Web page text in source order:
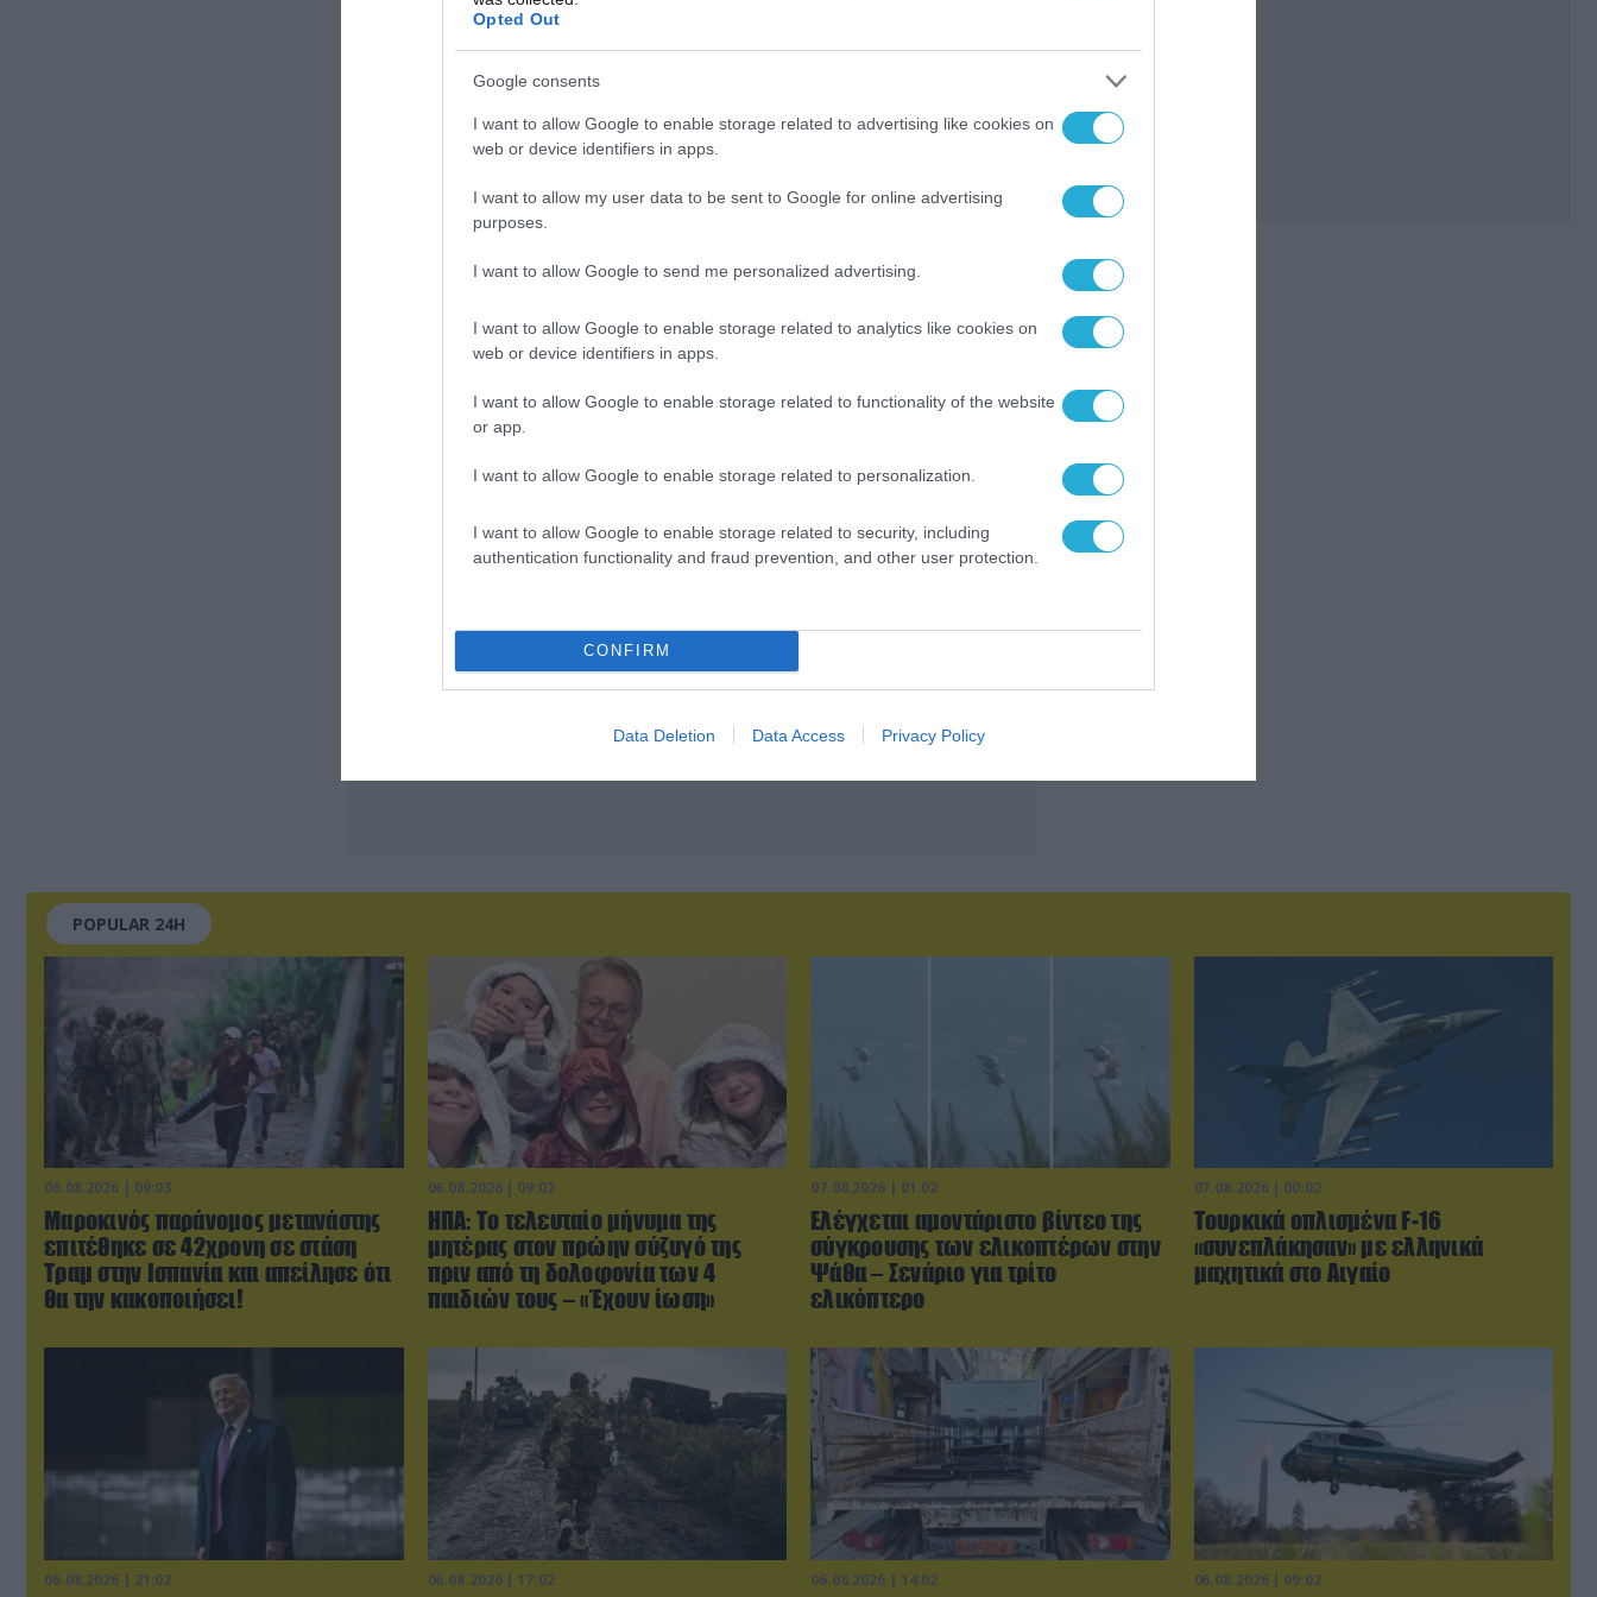
Opted Out
Google consents
I want to allow Google to enable storage related to advertising like cookies on
web or device identifiers in apps.
I want to allow my user data to be sent to Google for online advertising
purposes.
I want to allow Google to send me personalized advertising.
I want to allow Google to enable storage related to analytics like cookies on
web or device identifiers in apps.
I want to allow Google to enable storage related to functionality of the website
or app.
I want to allow Google to enable storage related to personalization.
I want to allow Google to enable storage related to security, including
authentication functionality and fraud prevention, and other user protection.
CONFIRM
Data Deletion Data Access Privacy Policy
ΝΑΤΟ ΣΕΡΒΟΙ
ΣΧΟΛΙΑΣΤΕ ΤΟ ΑΡΘΡΟ
POPULAR 24H
06.08.2026 | 09:03
Μαροκινός παράνομος μετανάστης
επιτέθηκε σε 42χρονη σε στάση
Τραμ στην Ισπανία και απείλησε ότι
θα την κακοποιήσει!
06.08.2026 | 09:02
ΗΠΑ: Το τελευταίο μήνυμα της
μητέρας στον πρώην σύζυγό της
πριν από τη δολοφονία των 4
παιδιών τους – «Έχουν ίωση»
07.08.2026 | 01:02
Ελέγχεται αμοντάριστο βίντεο της
σύγκρουσης των ελικοπτέρων στην
Ψάθα – Σενάριο για τρίτο
ελικόπτερο
07.08.2026 | 00:02
Τουρκικά οπλισμένα F-16
«συνεπλάκησαν» με ελληνικά
μαχητικά στο Αιγαίο
06.08.2026 | 21:02 06.08.2026 | 17:02 06.08.2026 | 14:02 06.08.2026 | 09:02